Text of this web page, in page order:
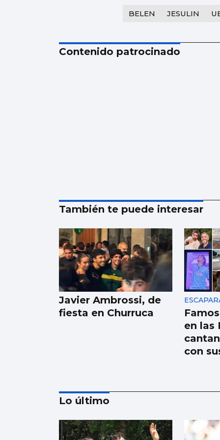
BELEN JESULIN
Contenido patrocinado
También te puede interesar
Javier Ambrossi, de
fiesta en Churruca
en las
con
Lo último